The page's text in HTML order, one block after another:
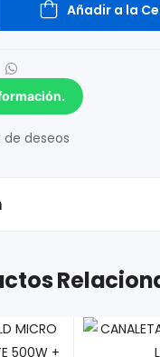
Añadir a la
de deseos